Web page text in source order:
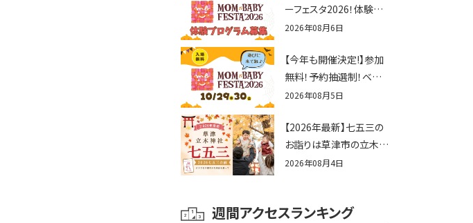
ーフェスタ2026！体験プ
ログラム募集♪赤ちゃん
せんか？
2026年08月6日
【今年も開催決定!】参加
無料！予約抽選制！ベビ
ーファミリー必見☆入場
ママベビーフェスタ
2026！親子で楽しもう
♪inピエリ守山
2026年08月5日
【2026年最新】七五三の
お詣りは草津市の立木神
社へ♪七五三お祝い企
2026年08月4日
週間アクセスランキング